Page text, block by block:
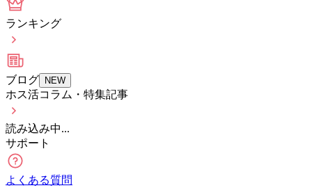
ランキング
ブログ NEW
ホス活コラム・特集記事
読み込み中...
サポート
よくある質問